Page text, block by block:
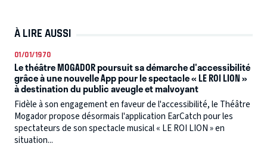
À LIRE AUSSI
01/01/1970
Le théâtre MOGADOR poursuit sa démarche d'accessibilité
grâce à une nouvelle App pour le spectacle « LE ROI LION »
à destination du public aveugle et malvoyant
Fidèle à son engagement en faveur de l'accessibilité, le Théâtre
Mogador propose désormais l'application EarCatch pour les
spectateurs de son spectacle musical « LE ROI LION » en
situation...